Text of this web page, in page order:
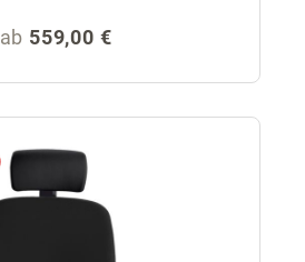
Regulärer Preis:
ab 559,00 €